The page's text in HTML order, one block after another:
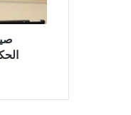
لتأمين
الكهرباء